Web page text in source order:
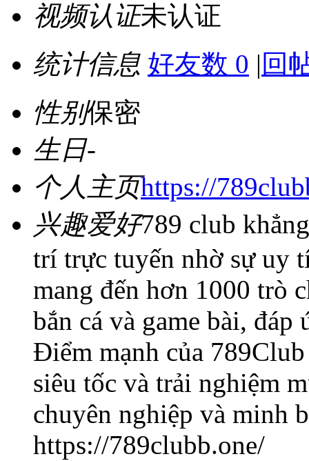
视频认证未认证
统计信息 好友数 0 | 回
性别保密
生日-
个人主页https://
兴趣爱好789 club
trí trực tuyến nhờ sự uy
mang đến hơn 1000 trò
bắn cá và game bài,
Điểm mạnh của
siêu tốc và trải nghiệm
chuyên nghiệp và minh
https://789clubb.one/